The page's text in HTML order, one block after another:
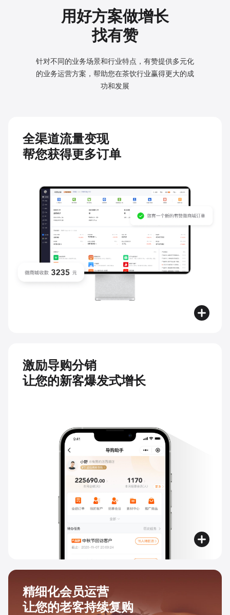
用好方案做增长
找有赞
针对不同的业务场景和行业特点，有赞提供多元化
的业务运营方案，帮助您在茶饮行业赢得更大的成
功和发展
全渠道流量变现
帮您获得更多订单
激励导购分销
让您的新客爆发式增长
精细化会员运营
让您的老客持续复购